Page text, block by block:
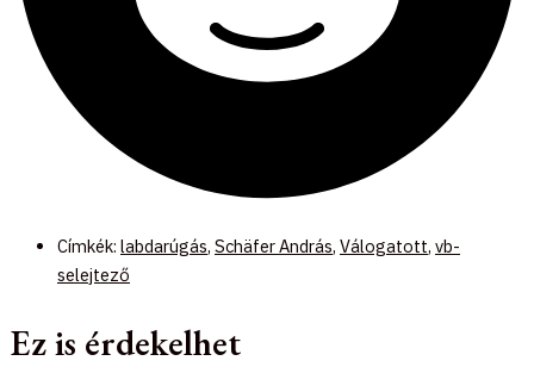
Címkék: labdarúgás, Schäfer András, Válogatott, vb-
selejtező
Ez is érdekelhet